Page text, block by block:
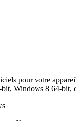
pour votre
Windows 8 64-bit,